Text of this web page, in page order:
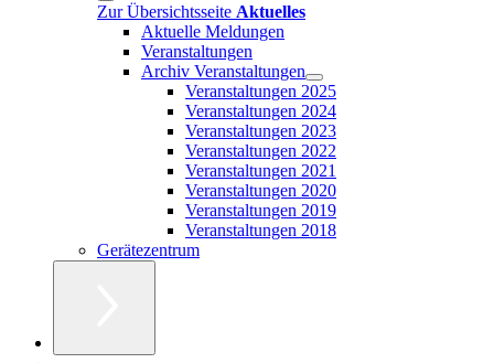
Zur Übersichtsseite Aktuelles
Aktuelle Meldungen
Veranstaltungen
Archiv Veranstaltungen
Veranstaltungen 2025
Veranstaltungen 2024
Veranstaltungen 2023
Veranstaltungen 2022
Veranstaltungen 2021
Veranstaltungen 2020
Veranstaltungen 2019
Veranstaltungen 2018
Gerätezentrum